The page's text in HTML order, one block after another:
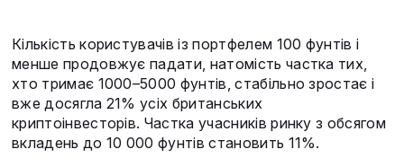
Кількість користувачів із портфелем 100 фунтів і
менше продовжує падати, натомість частка тих,
хто тримає 1000–5000 фунтів, стабільно зростає і
вже досягла 21% усіх британських
криптоінвесторів. Частка учасників ринку з обсягом
вкладень до 10 000 фунтів становить 11%.